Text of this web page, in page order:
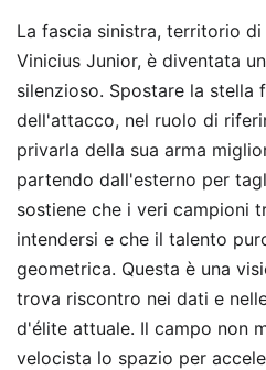
La fascia sinistra, territorio
Vinicius Junior, è diventata
silenzioso. Spostare la stella
dell'attacco, nel ruolo di
privarla della sua arma
partendo dall'esterno per
sostiene che i veri campioni
intendersi e che il talento
geometrica. Questa è una
trova riscontro nei dati e
d'élite attuale. Il campo non
velocista lo spazio per